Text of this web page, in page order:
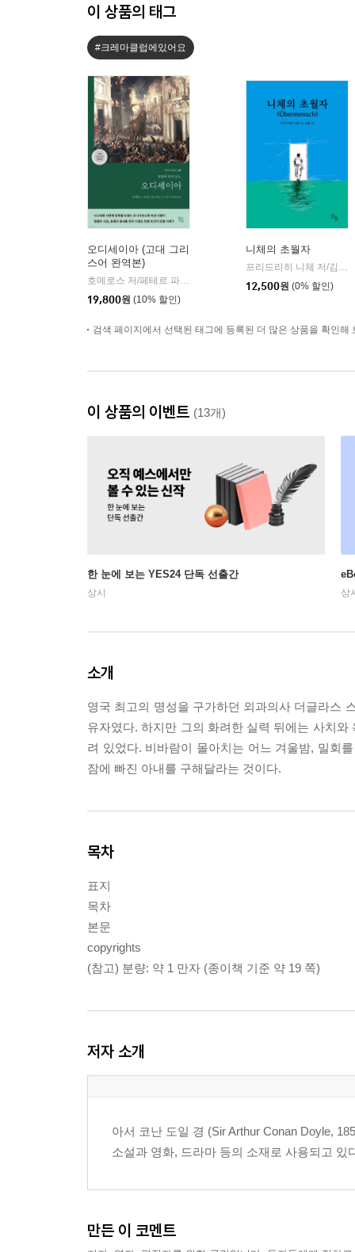
이 상품의 태그
#크레마클럽에있어요
오디세이아 (고대 그리
스어 완역본)
| 현대지성
19,800원 (10% 할인)
니체의 초월자
12,500원 (0% 할인)
검색 페이지에서 선택된 태그에 등록된 더 많은 상품을 확인해
이 상품의 이벤트 (13개)
한 눈에 보는 YES24 단독 선출간
상시 상
소개
영국 최고의 명성을 구가하던 외과의사 더글라스
유자였다. 하지만 그의 화려한 실력 뒤에는 사치
려 있었다. 비바람이 몰아치는 어느 겨울밤, 밀회
잠에 빠진 아내를 구해달라는 것이다.
목차
표지
목차
본문
copyrights
(참고) 분량: 약 1 만자 (종이책 기준 약 19 쪽)
저자 소개
아서 코난 도일 경 (Sir Arthur Conan Doyle,
소설과 영화, 드라마 등의 소재로 사용되고 있
만든 이 코멘트